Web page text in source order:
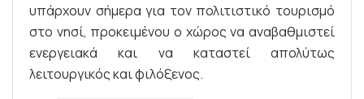
υπάρχουν σήμερα για τον πολιτιστικό τουρισμό
στο νησί, προκειμένου ο χώρος να αναβαθμιστεί
ενεργειακά και να καταστεί απολύτως
λειτουργικός και φιλόξενος.